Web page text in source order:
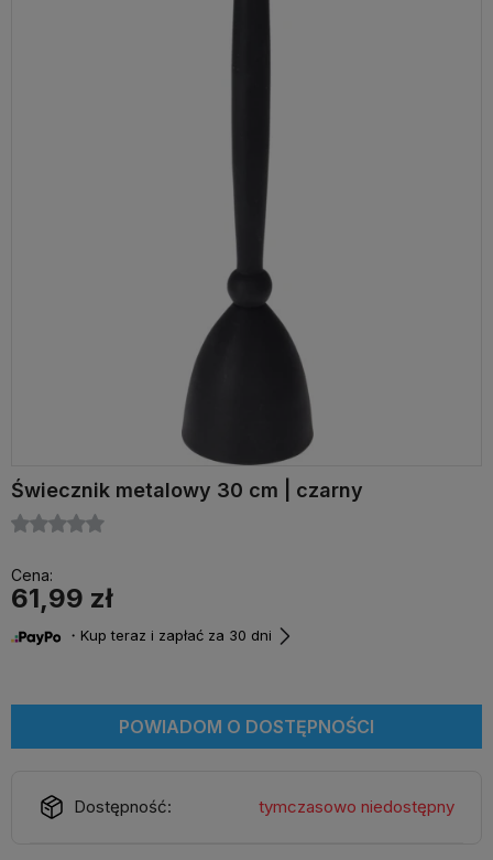
Świecznik metalowy 30 cm | czarny
Cena:
61,99 zł
・Kup teraz i zapłać za 30 dni
POWIADOM O DOSTĘPNOŚCI
Dostępność: tymczasowo niedostępny